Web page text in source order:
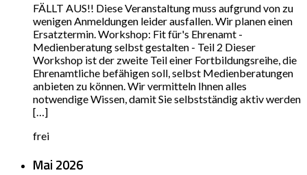
FÄLLT AUS!! Diese Veranstaltung muss aufgrund von zu
wenigen Anmeldungen leider ausfallen. Wir planen einen
Ersatztermin. Workshop: Fit für's Ehrenamt -
Medienberatung selbst gestalten - Teil 2 Dieser
Workshop ist der zweite Teil einer Fortbildungsreihe, die
Ehrenamtliche befähigen soll, selbst Medienberatungen
anbieten zu können. Wir vermitteln Ihnen alles
notwendige Wissen, damit Sie selbstständig aktiv werden
[…]
frei
Mai 2026